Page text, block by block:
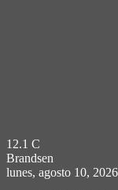
12.1 C
Brandsen
lunes, agosto 10, 2026